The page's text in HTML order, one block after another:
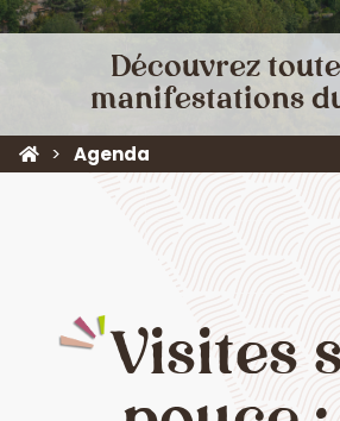
Découvrez
manifestations
Agenda
Visites